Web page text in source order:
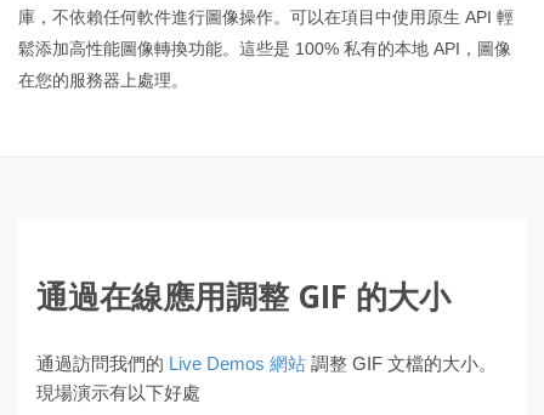
庫，不依賴任何軟件進行圖像操作。可以在項目中使用原生 API 輕
鬆添加高性能圖像轉換功能。這些是 100% 私有的本地 API，圖像
在您的服務器上處理。
通過在線應用調整 GIF 的大小
通過訪問我們的 Live Demos 網站 調整 GIF 文檔的大小。
現場演示有以下好處